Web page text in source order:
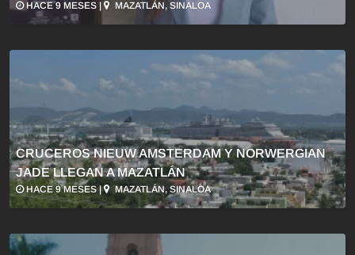
HACE 9 MESES | MAZATLÁN, SINALOA
CRUCEROS NIEUW AMSTERDAM Y NORWERGIAN
JADE LLEGAN A MAZATLÁN
HACE 9 MESES | MAZATLÁN, SINALOA